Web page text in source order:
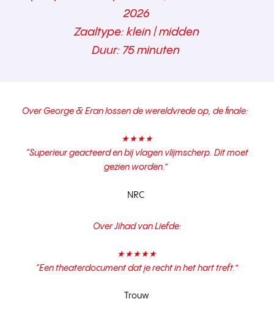
2026
Zaaltype: klein | midden
Duur: 75 minuten
OverGeorge & Eran lossen de wereldvrede op, de finale:
★★★★
“Superieur geacteerd en bij vlagen vlijmscherp. Dit moet
gezien worden.”
NRC
OverJihad van Liefde:
★★★★★
“Een theaterdocument dat je recht in het hart treft.”
Trouw